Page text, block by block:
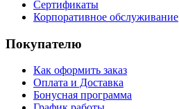
Сертификаты
Корпоративное обслуживание
Покупателю
Как оформить заказ
Оплата и Доставка
Бонусная программа